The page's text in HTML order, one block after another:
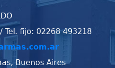
Tel. fijo: 02268 493218
Buenos Aires